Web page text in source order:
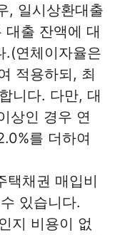
, 일시상환대출
대출 잔액에 대
.(연체이자율은
적용하되, 최
니다. 다만, 대
상인 경우 연
를 더하여
택채권 매입비
있습니다.
지 비용이 없